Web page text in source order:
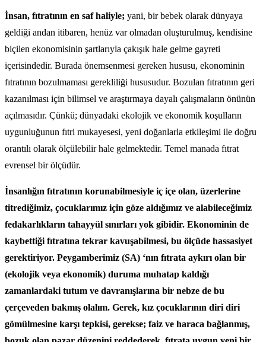
İnsan, fıtratının en saf haliyle; yani, bir bebek olarak dünyaya
geldiği andan itibaren, henüz var olmadan oluşturulmuş, kendisine
biçilen ekonomisinin şartlarıyla çakışık hale gelme gayreti
içerisindedir. Burada önemsenmesi gereken hususu, ekonominin
fıtratının bozulmaması gerekliliği hususudur. Bozulan fıtratının geri
kazanılması için bilimsel ve araştırmaya dayalı çalışmaların önünün
açılmasıdır. Çünkü; dünyadaki ekolojik ve ekonomik koşulların
uygunluğunun fıtri mukayesesi, yeni doğanlarla etkileşimi ile doğru
orantılı olarak ölçülebilir hale gelmektedir. Temel manada fıtrat
evrensel bir ölçüdür.
İnsanlığın fıtratının korunabilmesiyle iç içe olan, üzerlerine
titrediğimiz, çocuklarımız için göze aldığımız ve alabileceğimiz
fedakarlıkların tahayyül sınırları yok gibidir. Ekonominin de
kaybettiği fıtratına tekrar kavuşabilmesi, bu ölçüde hassasiyet
gerektiriyor. Peygamberimiz (SA) ‘nın fıtrata aykırı olan bir
(ekolojik veya ekonomik) duruma muhatap kaldığı
zamanlardaki tutum ve davranışlarına bir nebze de bu
çerçeveden bakmış olalım. Gerek, kız çocuklarının diri diri
gömülmesine karşı tepkisi, gerekse; faiz ve haraca bağlanmış,